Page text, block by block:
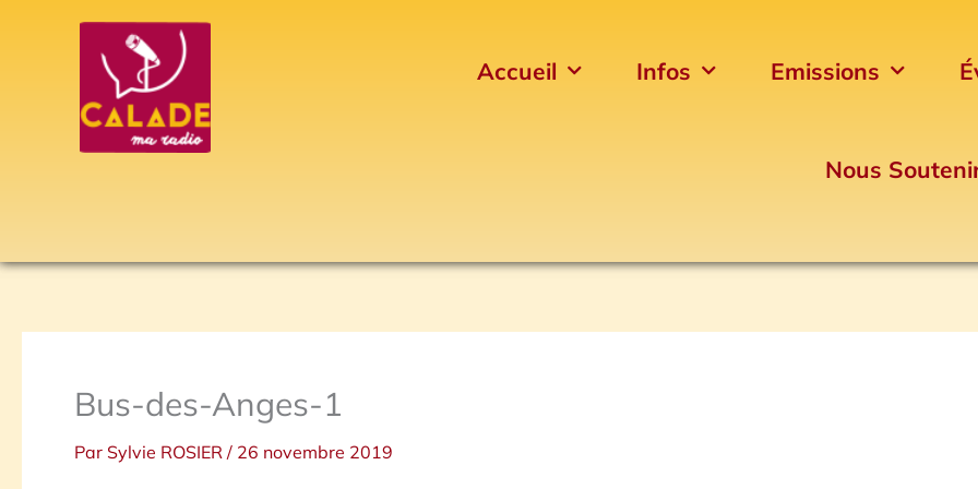
Accueil Infos Emissions
Nous
Bus-des-Anges-1
Par Sylvie ROSIER / 26 novembre 2019